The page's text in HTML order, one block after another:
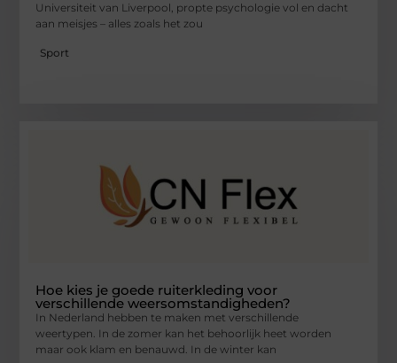
Universiteit van Liverpool, propte psychologie vol en dacht
aan meisjes – alles zoals het zou
Sport
Hoe kies je goede ruiterkleding voor
verschillende weersomstandigheden?
In Nederland hebben te maken met verschillende
weertypen. In de zomer kan het behoorlijk heet worden
maar ook klam en benauwd. In de winter kan